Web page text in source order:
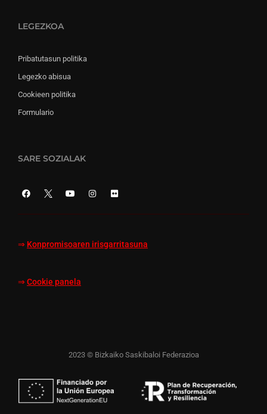
LEGEZKOA
Pribatutasun politika
Legezko abisua
Cookieen politika
Formulario
SARE SOZIALAK
⇒ Konpromisoaren irisgarritasuna
⇒ Cookie panela
2023 © Bizkaiko Saskibaloi Federazioa